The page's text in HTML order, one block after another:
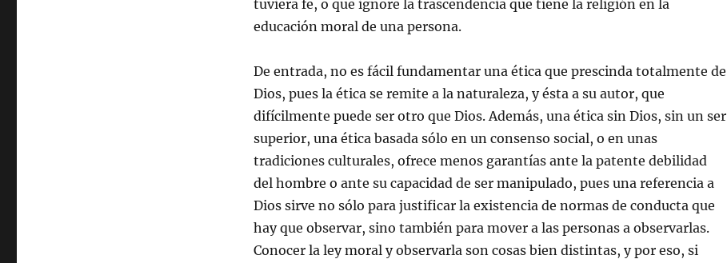
tuviera fe, o que ignore la trascendencia que tiene la religión en la
educación moral de una persona.
De entrada, no es fácil fundamentar una ética que prescinda totalmente de
Dios, pues la ética se remite a la naturaleza, y ésta a su autor, que
difícilmente puede ser otro que Dios. Además, una ética sin Dios, sin un ser
superior, una ética basada sólo en un consenso social, o en unas
tradiciones culturales, ofrece menos garantías ante la patente debilidad
del hombre o ante su capacidad de ser manipulado, pues una referencia a
Dios sirve no sólo para justificar la existencia de normas de conducta que
hay que observar, sino también para mover a las personas a observarlas.
Conocer la ley moral y observarla son cosas bien distintas, y por eso, si